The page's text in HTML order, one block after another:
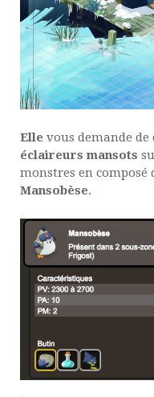
Elle vous demande de
éclaireurs mansots
monstres en composé
Mansobèse.